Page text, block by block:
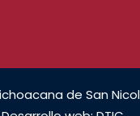
de San